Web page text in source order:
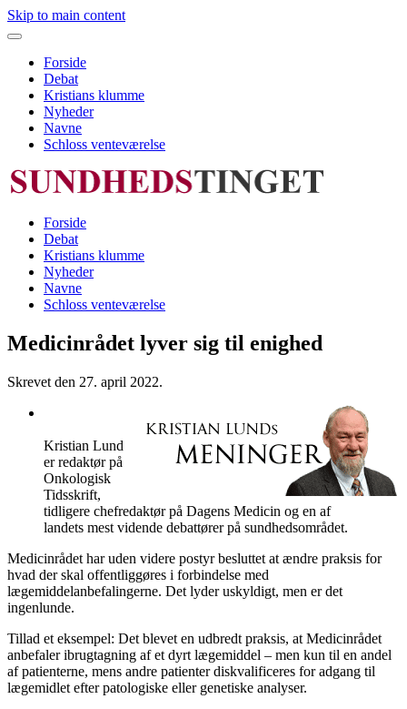
Skip to main content
Forside
Debat
Kristians klumme
Nyheder
Navne
Schloss venteværelse
Forside
Debat
Kristians klumme
Nyheder
Navne
Schloss venteværelse
Medicinrådet lyver sig til enighed
Skrevet den 27. april 2022.
Kristian Lund
er redaktør på
Onkologisk
Tidsskrift,
tidligere chefredaktør på Dagens Medicin og en af
landets mest vidende debattører på sundhedsområdet.
Medicinrådet har uden videre postyr besluttet at ændre praksis for
hvad der skal offentliggøres i forbindelse med
lægemiddelanbefalingerne. Det lyder uskyldigt, men er det
ingenlunde.
Tillad et eksempel: Det blevet en udbredt praksis, at Medicinrådet
anbefaler ibrugtagning af et dyrt lægemiddel – men kun til en andel
af patienterne, mens andre patienter diskvalificeres for adgang til
lægemidlet efter patologiske eller genetiske analyser.